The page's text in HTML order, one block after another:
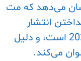
می‌دهد که مت
انتشار
نسخه‌های وردپرس تا اواخر سال 2027 است، و دلیل
می‌کند.